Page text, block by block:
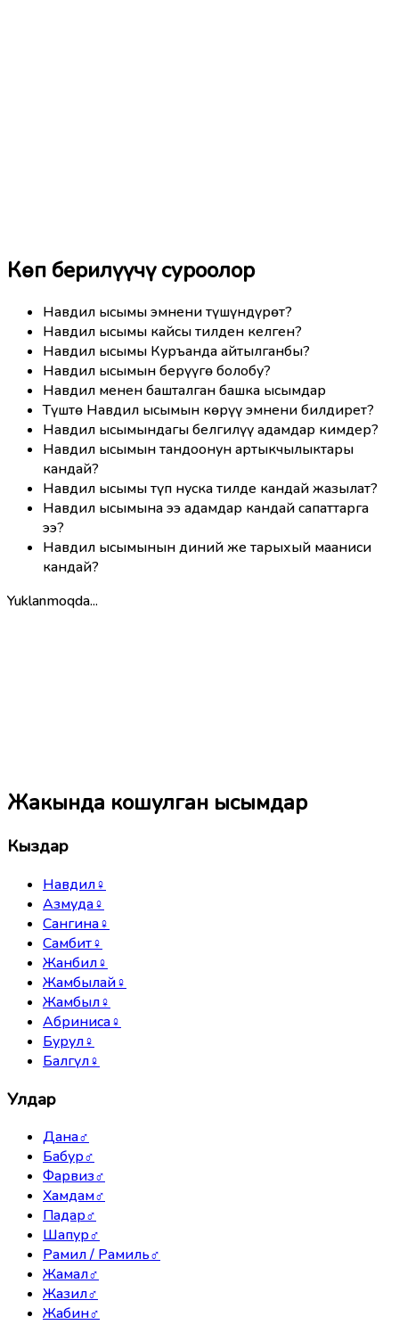
Көп берилүүчү суроолор
Навдил ысымы эмнени түшүндүрөт?
Навдил ысымы кайсы тилден келген?
Навдил ысымы Куръанда айтылганбы?
Навдил ысымын берүүгө болобу?
Навдил менен башталган башка ысымдар
Түштө Навдил ысымын көрүү эмнени билдирет?
Навдил ысымындагы белгилүү адамдар кимдер?
Навдил ысымын тандоонун артыкчылыктары
кандай?
Навдил ысымы түп нуска тилде кандай жазылат?
Навдил ысымына ээ адамдар кандай сапаттарга
ээ?
Навдил ысымынын диний же тарыхый мааниси
кандай?
Yuklanmoqda...
Жакында кошулган ысымдар
Кыздар
Навдил♀
Азмуда♀
Сангина♀
Самбит♀
Жанбил♀
Жамбылай♀
Жамбыл♀
Абриниса♀
Бурул♀
Балгүл♀
Улдар
Дана♂
Бабур♂
Фарвиз♂
Хамдам♂
Падар♂
Шапур♂
Рамил / Рамиль♂
Жамал♂
Жазил♂
Жабин♂